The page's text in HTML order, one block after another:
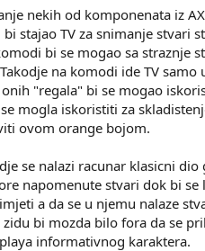
nekih od komponenata iz
stajao TV za snimanje stvari
bi se mogao sa straznje
na komodi ide TV
"regala" bi se mogao
mogla iskoristiti za
ovom orange bojom.
se nalazi racunar klasicni
napomenute stvari dok bi
a da se u njemu nalaze
bi mozda bilo fora da se
informativnog karaktera.